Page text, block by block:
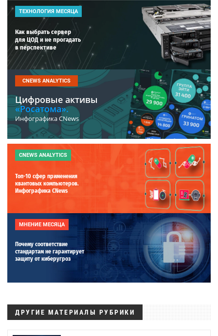
ТЕХНОЛОГИЯ МЕСЯЦА
Как выбрать сервер
для ЦОД и не прогадать
в перспективе
CNEWS ANALYTICS
Цифровые активы
«Росатома».
Инфографика CNews
CNEWS ANALYTICS
Топ-10 сфер применения
квантовых компьютеров.
Инфографика CNews
МНЕНИЕ МЕСЯЦА
Почему соответствие
стандартам не гарантирует
защиту от киберугроз
ДРУГИЕ МАТЕРИАЛЫ РУБРИКИ